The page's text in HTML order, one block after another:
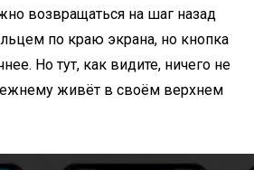
возвращаться на шаг назад
по краю экрана, но кнопка
Но тут, как видите, ничего не
живёт в своём верхнем